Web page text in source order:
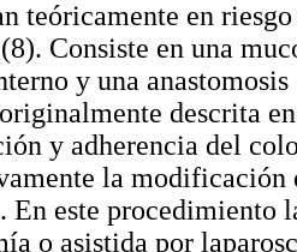
teóricamente en
Consiste en una
y una
descrita
y adherencia del
la modificación
En este procedimiento
o asistida por